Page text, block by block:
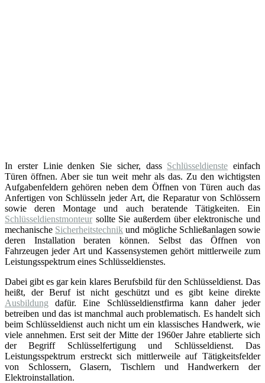
In erster Linie denken Sie sicher, dass Schlüsseldienste einfach
Türen öffnen. Aber sie tun weit mehr als das. Zu den wichtigsten
Aufgabenfeldern gehören neben dem Öffnen von Türen auch das
Anfertigen von Schlüsseln jeder Art, die Reparatur von Schlössern
sowie deren Montage und auch beratende Tätigkeiten. Ein
Schlüsseldienstmonteur sollte Sie außerdem über elektronische und
mechanische Sicherheitstechnik und mögliche Schließanlagen sowie
deren Installation beraten können. Selbst das Öffnen von
Fahrzeugen jeder Art und Kassensystemen gehört mittlerweile zum
Leistungsspektrum eines Schlüsseldienstes.
Dabei gibt es gar kein klares Berufsbild für den Schlüsseldienst. Das
heißt, der Beruf ist nicht geschützt und es gibt keine direkte
Ausbildung dafür. Eine Schlüsseldienstfirma kann daher jeder
betreiben und das ist manchmal auch problematisch. Es handelt sich
beim Schlüsseldienst auch nicht um ein klassisches Handwerk, wie
viele annehmen. Erst seit der Mitte der 1960er Jahre etablierte sich
der Begriff Schlüsselfertigung und Schlüsseldienst. Das
Leistungsspektrum erstreckt sich mittlerweile auf Tätigkeitsfelder
von Schlossern, Glasern, Tischlern und Handwerkern der
Elektroinstallation.